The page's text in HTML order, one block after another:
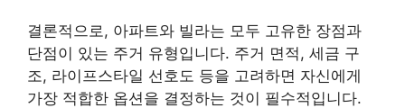
결론적으로, 아파트와 빌라는 모두 고유한 장점과
단점이 있는 주거 유형입니다. 주거 면적, 세금 구
조, 라이프스타일 선호도 등을 고려하면 자신에게
가장 적합한 옵션을 결정하는 것이 필수적입니다.